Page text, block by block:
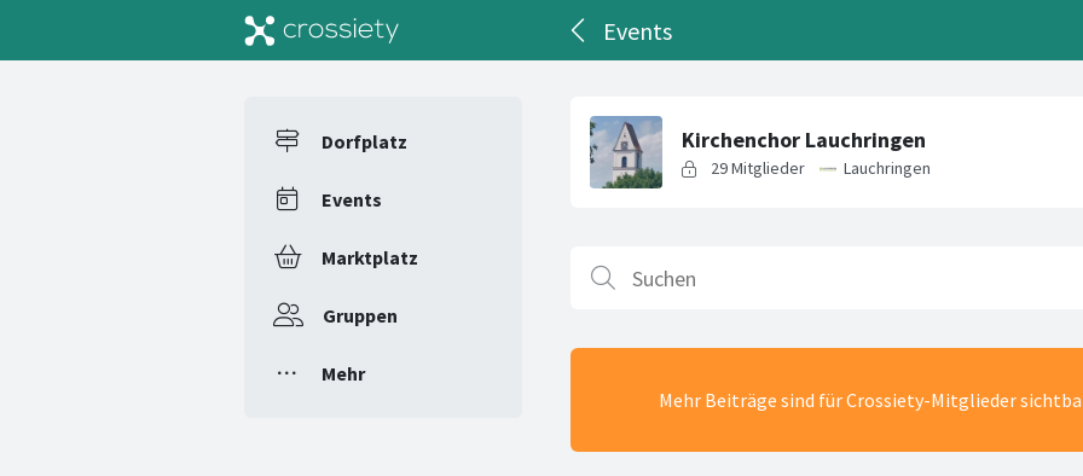
Events
Dorfplatz
Events
Marktplatz
Gruppen
Mehr
Mehr Beiträge sind für Crossiety-Mitglieder